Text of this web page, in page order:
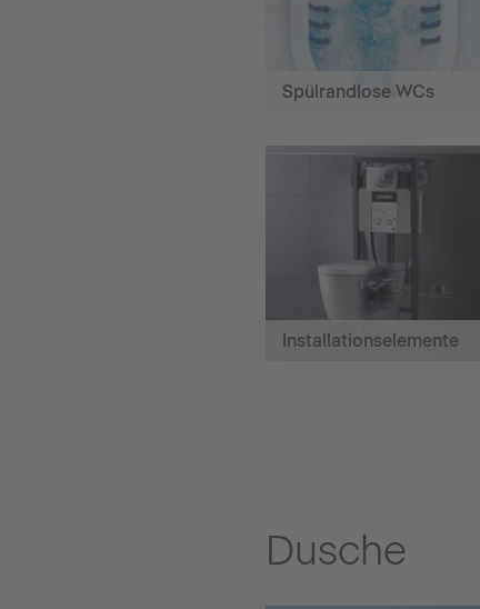
Spülrandlose WCs
Installationselemente
Dusche